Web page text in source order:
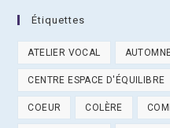
Étiquettes
ATELIER VOCAL
CENTRE ESPACE D'ÉQUILIBRE
COEUR COLÈRE